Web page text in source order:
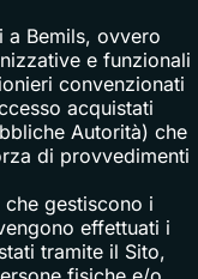
a Bemils, ovvero
e funzionali
convenzionati
acquistati
Autorità) che
di provvedimenti
gestiscono i
effettuati i
tramite il Sito,